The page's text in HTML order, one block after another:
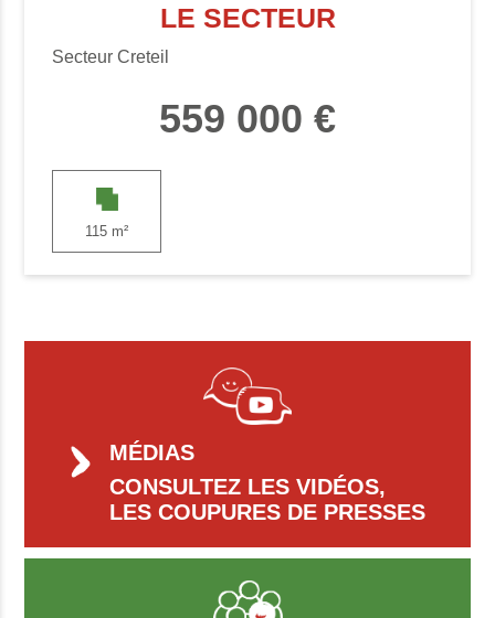
LE SECTEUR
Secteur Creteil
559 000 €
115 m²
MÉDIAS
CONSULTEZ LES VIDÉOS,
LES COUPURES DE PRESSES